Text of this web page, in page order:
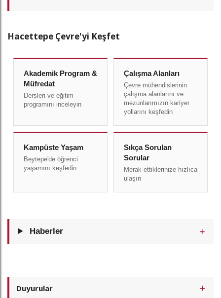
Hacettepe Çevre'yi Keşfet
Akademik Program &
Müfredat
Dersleri ve eğitim
programını inceleyin
Çalışma Alanları
Çevre mühendislerinin
çalışma alanlarını ve
mezunlarımızın kariyer
yollarını keşfedin
Kampüste Yaşam
Beytepe'de öğrenci
yaşamını keşfedin
Sıkça Sorulan
Sorular
Merak ettiklerinize hızlıca
ulaşın
Haberler +
Duyurular